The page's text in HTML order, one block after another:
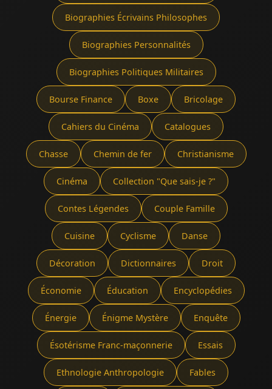
Biographies Écrivains Philosophes
Biographies Personnalités
Biographies Politiques Militaires
Bourse Finance Boxe Bricolage
Cahiers du Cinéma Catalogues
Chasse Chemin de fer Christianisme
Cinéma Collection "Que sais-je ?"
Contes Légendes Couple Famille
Cuisine Cyclisme Danse
Décoration Dictionnaires Droit
Économie Éducation Encyclopédies
Énergie Énigme Mystère Enquête
Ésotérisme Franc-maçonnerie Essais
Ethnologie Anthropologie Fables